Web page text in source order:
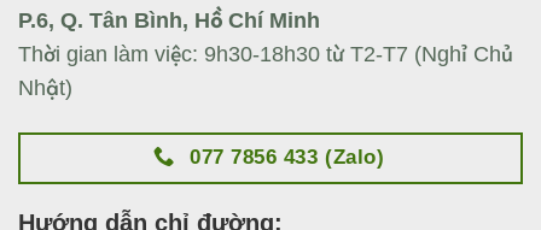
P.6, Q. Tân Bình, Hồ Chí Minh
Thời gian làm việc: 9h30-18h30 từ T2-T7 (Nghỉ Chủ
Nhật)
077 7856 433 (Zalo)
Hướng dẫn chỉ đường: